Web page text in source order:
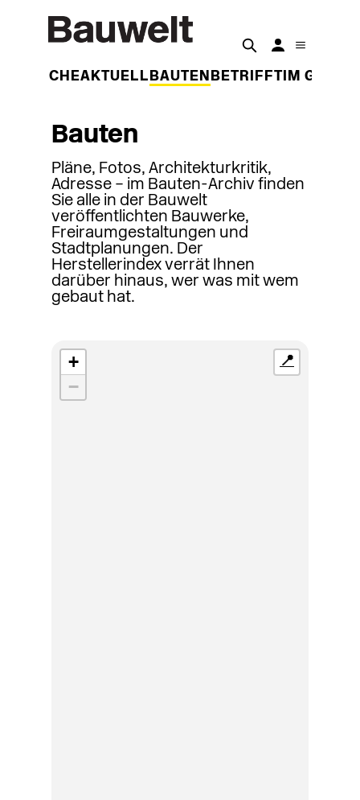
WOCHEAKTUELL BAUTEN BETRIFFT IM
Bauten
Pläne, Fotos, Architekturkritik,
Adresse – im Bauten-Archiv finden
Sie alle in der Bauwelt
veröffentlichten Bauwerke,
Freiraumgestaltungen und
Stadtplanungen. Der
Herstellerindex verrät Ihnen
darüber hinaus, wer was mit wem
gebaut hat.
+
−
📍